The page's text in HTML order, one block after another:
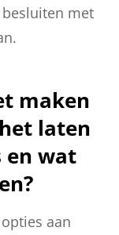
met
maken
laten
en wat
aan